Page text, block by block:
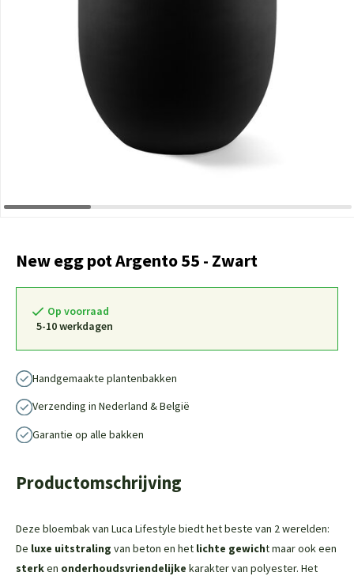
New egg pot Argento 55 - Zwart
Op voorraad
5-10 werkdagen
Handgemaakte plantenbakken
Verzending in Nederland & België
Garantie op alle bakken
Productomschrijving
Deze bloembak van Luca Lifestyle biedt het beste van 2 werelden:
De luxe uitstraling van beton en het lichte gewicht maar ook een
sterken onderhoudsvriendelijke karakter van polyester. Het